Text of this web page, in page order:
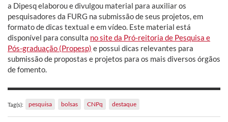
a Dipesq elaborou e divulgou material para auxiliar os
pesquisadores da FURG na submissão de seus projetos, em
formato de dicas textual e em vídeo. Este material está
disponível para consulta no site da Pró-reitoria de Pesquisa e
Pós-graduação (Propesp) e possui dicas relevantes para
submissão de propostas e projetos para os mais diversos órgãos
de fomento.
Tag(s): pesquisa bolsas CNPq destaque